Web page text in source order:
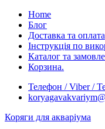
Skip
content
Home
Блог
Доставка та оплата
Інструкція по
Каталог та
Корзина.
Телефон / Viber /
Коряги для акваріума